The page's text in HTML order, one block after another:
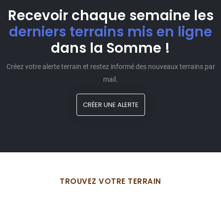
Recevoir chaque semaine les
derniers terrains mis en ligne
dans la Somme !
Créez votre alerte terrain et restez informé des nouveaux terrains par
mail.
CRÉER UNE ALERTE
TROUVEZ VOTRE TERRAIN